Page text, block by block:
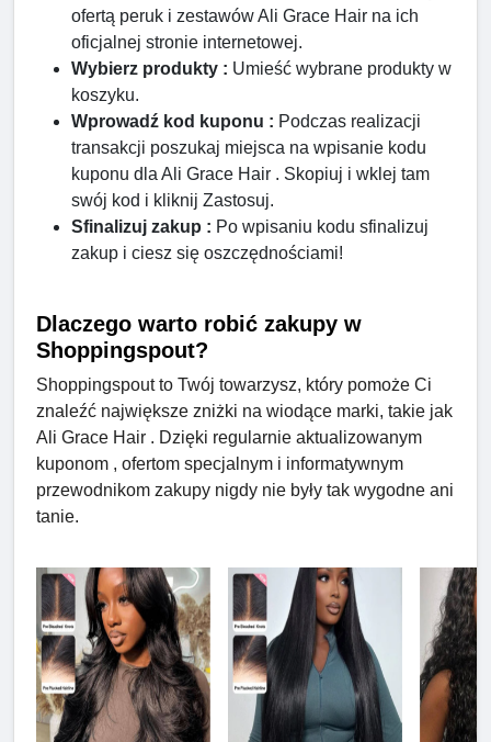
ofertą peruk i zestawów Ali Grace Hair na ich
oficjalnej stronie internetowej.
Wybierz produkty : Umieść wybrane produkty w
koszyku.
Wprowadź kod kuponu : Podczas realizacji
transakcji poszukaj miejsca na wpisanie kodu
kuponu dla Ali Grace Hair . Skopiuj i wklej tam
swój kod i kliknij Zastosuj.
Sfinalizuj zakup : Po wpisaniu kodu sfinalizuj
zakup i ciesz się oszczędnościami!
Dlaczego warto robić zakupy w
Shoppingspout?
Shoppingspout to Twój towarzysz, który pomoże Ci
znaleźć największe zniżki na wiodące marki, takie jak
Ali Grace Hair . Dzięki regularnie aktualizowanym
kuponom , ofertom specjalnym i informatywnym
przewodnikom zakupy nigdy nie były tak wygodne ani
tanie.